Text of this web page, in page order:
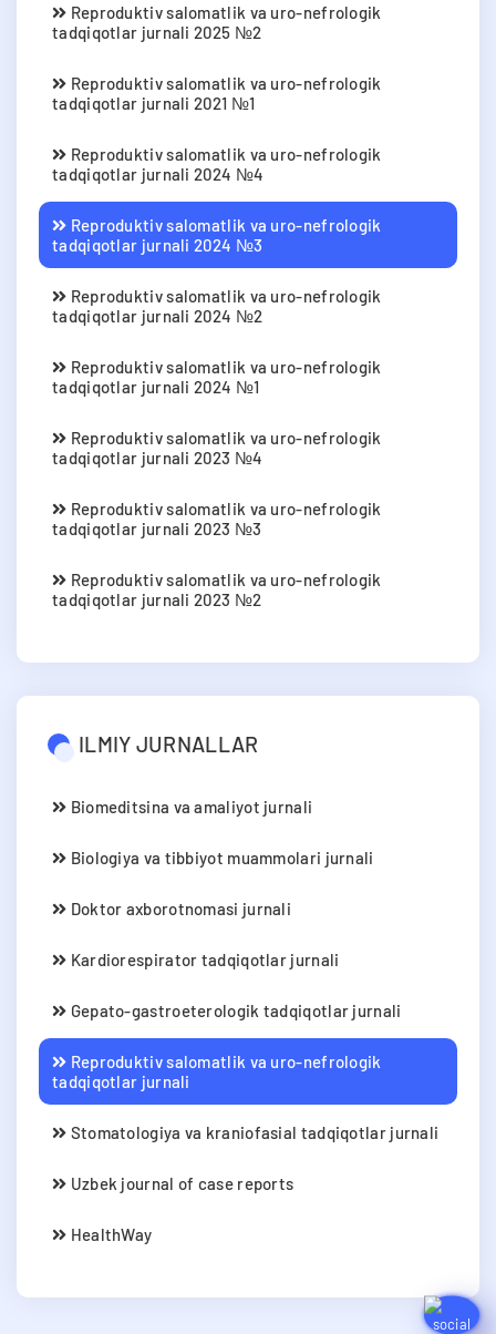
Reproduktiv salomatlik va uro-nefrologik
tadqiqotlar jurnali 2025 №2
Reproduktiv salomatlik va uro-nefrologik
tadqiqotlar jurnali 2021 №1
Reproduktiv salomatlik va uro-nefrologik
tadqiqotlar jurnali 2024 №4
Reproduktiv salomatlik va uro-nefrologik
tadqiqotlar jurnali 2024 №3
Reproduktiv salomatlik va uro-nefrologik
tadqiqotlar jurnali 2024 №2
Reproduktiv salomatlik va uro-nefrologik
tadqiqotlar jurnali 2024 №1
Reproduktiv salomatlik va uro-nefrologik
tadqiqotlar jurnali 2023 №4
Reproduktiv salomatlik va uro-nefrologik
tadqiqotlar jurnali 2023 №3
Reproduktiv salomatlik va uro-nefrologik
tadqiqotlar jurnali 2023 №2
ILMIY JURNALLAR
Biomeditsina va amaliyot jurnali
Biologiya va tibbiyot muammolari jurnali
Doktor axborotnomasi jurnali
Kardiorespirator tadqiqotlar jurnali
Gepato-gastroeterologik tadqiqotlar jurnali
Reproduktiv salomatlik va uro-nefrologik
tadqiqotlar jurnali
Stomatologiya va kraniofasial tadqiqotlar jurnali
Uzbek journal of case reports
HealthWay